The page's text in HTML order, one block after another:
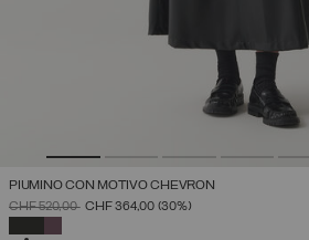
PIUMINO CON MOTIVO CHEVRON
PREZZO RIDOTTO DA
CHF 520,00ACHF 364,00 (30%)